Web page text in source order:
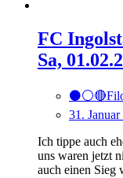
FC
Sa,
31.
Ich tippe auch
uns waren jetzt
auch einen Sieg